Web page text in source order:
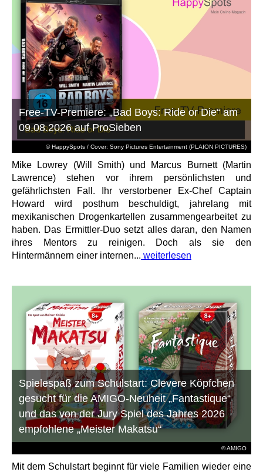
© HappySpots / Cover: Sony Pictures Entertainment (PLAION PICTURES)
Free-TV-Premiere: „Bad Boys: Ride or Die“ am
09.08.2026 auf ProSieben
Mike Lowrey (Will Smith) und Marcus Burnett (Martin
Lawrence) stehen vor ihrem persönlichsten und
gefährlichsten Fall. Ihr verstorbener Ex-Chef Captain
Howard wird posthum beschuldigt, jahrelang mit
mexikanischen Drogenkartellen zusammengearbeitet zu
haben. Das Ermittler-Duo setzt alles daran, den Namen
ihres Mentors zu reinigen. Doch als sie den
Hintermännern einer internen... weiterlesen
© AMIGO
Spielespaß zum Schulstart: Clevere Köpfchen
gesucht für die AMIGO-Neuheit „Fantastique“
und das von der Jury Spiel des Jahres 2026
empfohlene „Meister Makatsu“
Mit dem Schulstart beginnt für viele Familien wieder eine